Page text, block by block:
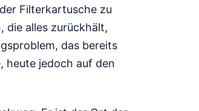
Filterkartusche zu
die alles zurückhält,
das bereits
heute jedoch auf den